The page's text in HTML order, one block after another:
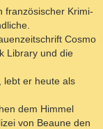
französischer Krimi-
Cosmo
Library und die
lebt er heute als
dem Himmel
von Beaune den